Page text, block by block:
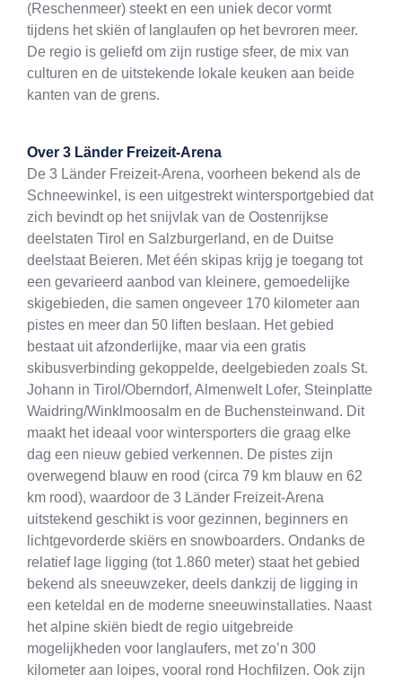
(Reschenmeer) steekt en een uniek decor vormt
tijdens het skiën of langlaufen op het bevroren meer.
De regio is geliefd om zijn rustige sfeer, de mix van
culturen en de uitstekende lokale keuken aan beide
kanten van de grens.
Over 3 Länder Freizeit-Arena
De 3 Länder Freizeit-Arena, voorheen bekend als de
Schneewinkel, is een uitgestrekt wintersportgebied dat
zich bevindt op het snijvlak van de Oostenrijkse
deelstaten Tirol en Salzburgerland, en de Duitse
deelstaat Beieren. Met één skipas krijg je toegang tot
een gevarieerd aanbod van kleinere, gemoedelijke
skigebieden, die samen ongeveer 170 kilometer aan
pistes en meer dan 50 liften beslaan. Het gebied
bestaat uit afzonderlijke, maar via een gratis
skibusverbinding gekoppelde, deelgebieden zoals St.
Johann in Tirol/Oberndorf, Almenwelt Lofer, Steinplatte
Waidring/Winklmoosalm en de Buchensteinwand. Dit
maakt het ideaal voor wintersporters die graag elke
dag een nieuw gebied verkennen. De pistes zijn
overwegend blauw en rood (circa 79 km blauw en 62
km rood), waardoor de 3 Länder Freizeit-Arena
uitstekend geschikt is voor gezinnen, beginners en
lichtgevorderde skiërs en snowboarders. Ondanks de
relatief lage ligging (tot 1.860 meter) staat het gebied
bekend als sneeuwzeker, deels dankzij de ligging in
een keteldal en de moderne sneeuwinstallaties. Naast
het alpine skiën biedt de regio uitgebreide
mogelijkheden voor langlaufers, met zo’n 300
kilometer aan loipes, vooral rond Hochfilzen. Ook zijn